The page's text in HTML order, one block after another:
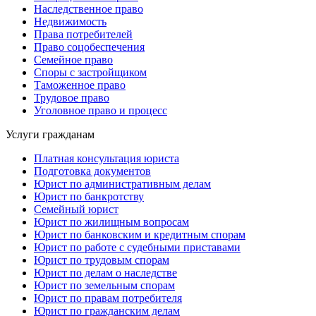
Наследственное право
Недвижимость
Права потребителей
Право соцобеспечения
Семейное право
Споры с застройщиком
Таможенное право
Трудовое право
Уголовное право и процесс
Услуги гражданам
Платная консультация юриста
Подготовка документов
Юрист по административным делам
Юрист по банкротству
Семейный юрист
Юрист по жилищным вопросам
Юрист по банковским и кредитным спорам
Юрист по работе с судебными приставами
Юрист по трудовым спорам
Юрист по делам о наследстве
Юрист по земельным спорам
Юрист по правам потребителя
Юрист по гражданским делам